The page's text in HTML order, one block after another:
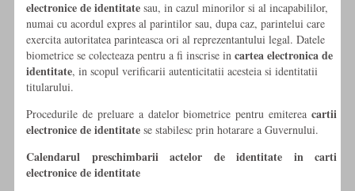
electronice de identitate sau, in cazul minorilor si al incapabililor,
numai cu acordul expres al parintilor sau, dupa caz, parintelui care
exercita autoritatea parinteasca ori al reprezentantului legal. Datele
biometrice se colecteaza pentru a fi inscrise in cartea electronica de
identitate, in scopul verificarii autenticitatii acesteia si identitatii
titularului.
Procedurile de preluare a datelor biometrice pentru emiterea cartii
electronice de identitate se stabilesc prin hotarare a Guvernului.
Calendarul preschimbarii actelor de identitate in carti
electronice de identitate